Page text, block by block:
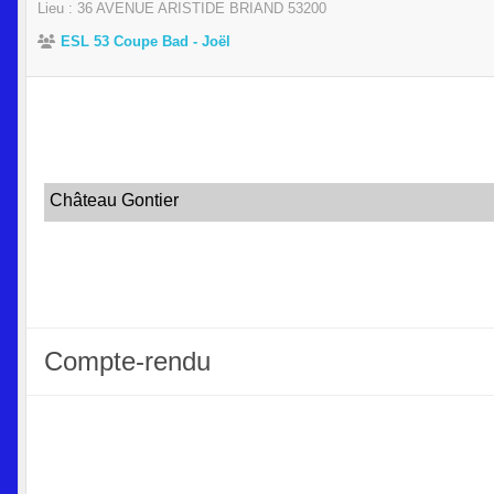
Lieu : 36 AVENUE ARISTIDE BRIAND 53200
ESL 53 Coupe Bad - Joël
Château Gontier
Compte-rendu